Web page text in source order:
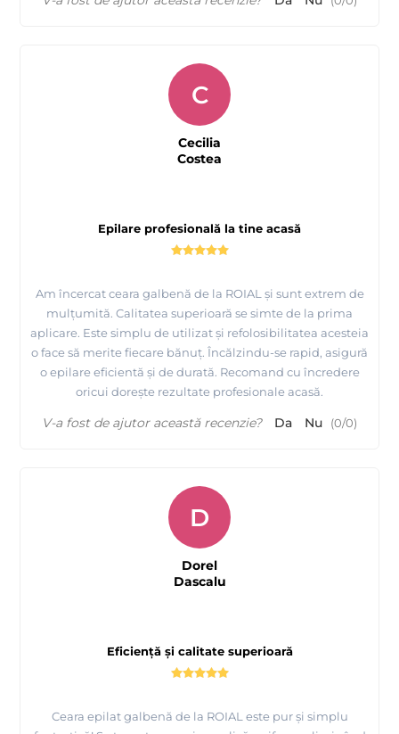
Epilare profesională la tine acasă
Am încercat ceara galbenă de la ROIAL și sunt extrem de
mulțumită. Calitatea superioară se simte de la prima
aplicare. Este simplu de utilizat și refolosibilitatea acesteia
o face să merite fiecare bănuț. Încălzindu-se rapid, asigură
o epilare eficientă și de durată. Recomand cu încredere
oricui dorește rezultate profesionale acasă.
C
Cecilia
Costea
V-a fost de ajutor această recenzie? Da Nu (0/0)
Eficiență și calitate superioară
Ceara epilat galbenă de la ROIAL este pur și simplu
D
Dorel
Dascalu